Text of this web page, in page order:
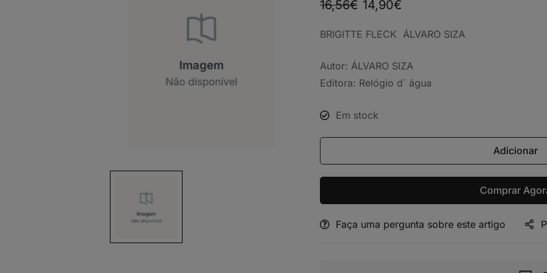
16,56€ 14,90€
BRIGITTE FLECK ÁLVARO SIZA
Autor: ÁLVARO SIZA
Editora: Relógio d´ água
Em stock
Adicionar
Comprar
Alternative:
Faça uma pergunta sobre este artigo